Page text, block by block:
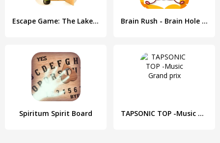
Escape Game: The Lake View Brain Rush - Brain Hole Bang
Spiritum Spirit Board TAPSONIC TOP -Music Grand prix